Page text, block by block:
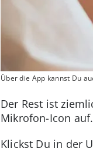
Über die App kannst Du
Der Rest ist
Mikrofon-Icon
Klickst Du in der